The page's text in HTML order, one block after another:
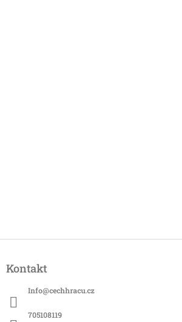
pKontakt
Info@cechhracu.cz
705108119